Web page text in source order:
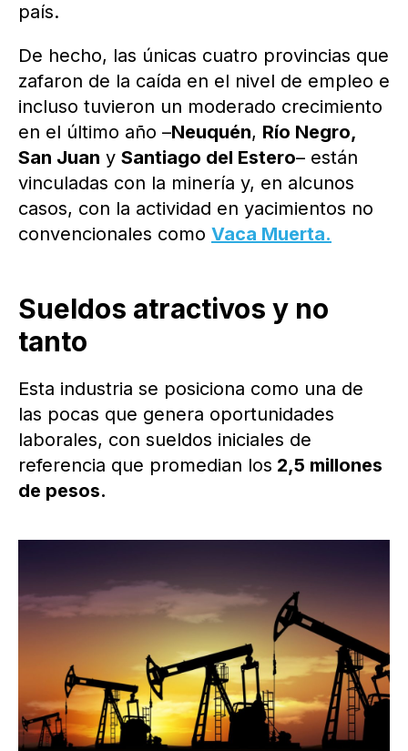
país.
De hecho, las únicas cuatro provincias que
zafaron de la caída en el nivel de empleo e
incluso tuvieron un moderado crecimiento
en el último año –Neuquén, Río Negro,
San Juan y Santiago del Estero– están
vinculadas con la minería y, en alcunos
casos, con la actividad en yacimientos no
convencionales como Vaca Muerta.
Sueldos atractivos y no
tanto
Esta industria se posiciona como una de
las pocas que genera oportunidades
laborales, con sueldos iniciales de
referencia que promedian los 2,5 millones
de pesos.